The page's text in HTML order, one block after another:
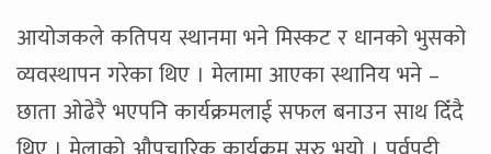
आयोजकले कतिपय स्थानमा भने मिस्कट र धानको भुसको
व्यवस्थापन गरेका थिए । मेलामा आएका स्थानिय भने –
छाता ओढेरै भएपनि कार्यक्रमलाई सफल बनाउन साथ दिँदै